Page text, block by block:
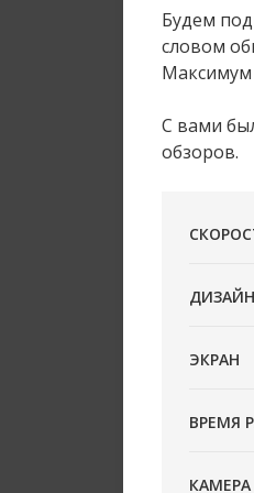
Будем
словом
Максимум
С вами
обзоров.
ДИЗАЙН
ЭКРАН
ВРЕМЯ
КАМЕРА